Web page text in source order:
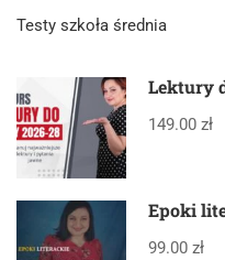
Testy szkoła średnia
Lektury
149.00 zł
Epoki
99.00 zł